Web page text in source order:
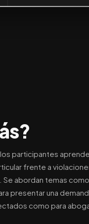
participantes
frente a
abordan temas
presentar una
como para